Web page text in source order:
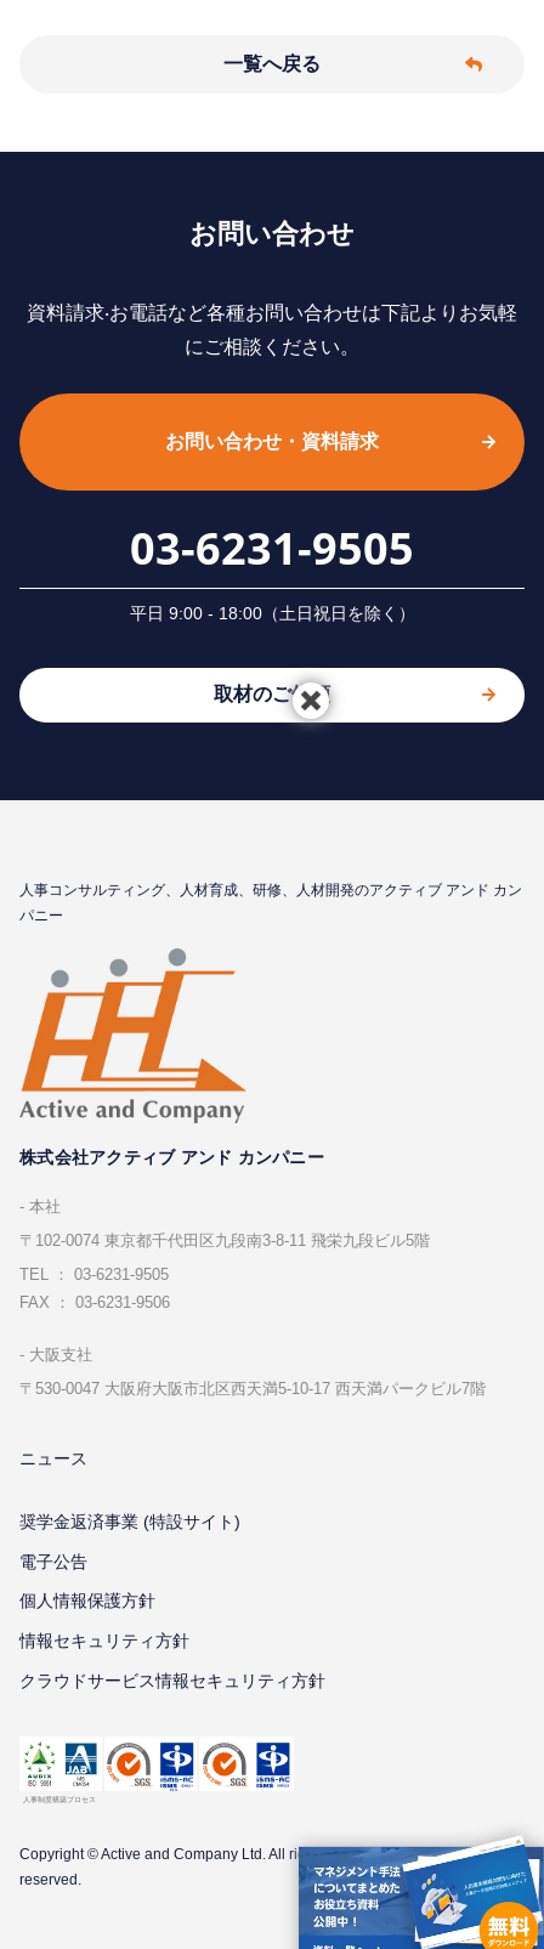
一覧へ戻る
お問い合わせ
資料請求‧お電話など各種お問い合わせは下記よりお気軽
にご相談ください。
お問い合わせ・資料請求
03-6231-9505
平⽇ 9:00 - 18:00（⼟⽇祝⽇を除く）
取材のご依頼
⼈事コンサルティング、⼈材育成、研修、⼈材開発のアクティブ アンド カン
パニー
株式会社アクティブ アンド カンパニー
本社
〒102-0074 東京都千代⽥区九段南3-8-11 飛栄九段ビル5階
TEL ： 03-6231-9505
FAX ： 03-6231-9506
⼤阪⽀社
〒530-0047 ⼤阪府⼤阪市北区⻄天満5-10-17 ⻄天満パークビル7階
ニュース
奨学金返済事業 (特設サイト)
電子公告
個⼈情報保護⽅針
情報セキュリティ⽅針
クラウドサービス情報セキュリティ方針
Copyright © Active and Company Ltd. All rights
reserved.